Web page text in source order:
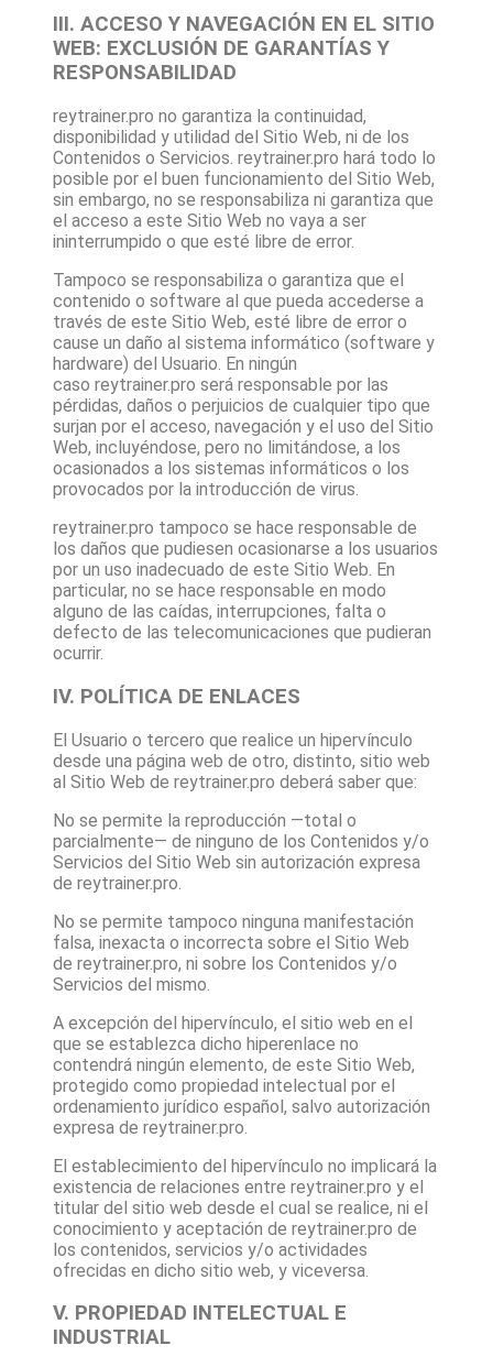
III. ACCESO Y NAVEGACIÓN EN EL SITIO
WEB: EXCLUSIÓN DE GARANTÍAS Y
RESPONSABILIDAD
reytrainer.pro no garantiza la continuidad,
disponibilidad y utilidad del Sitio Web, ni de los
Contenidos o Servicios. reytrainer.pro hará todo lo
posible por el buen funcionamiento del Sitio Web,
sin embargo, no se responsabiliza ni garantiza que
el acceso a este Sitio Web no vaya a ser
ininterrumpido o que esté libre de error.
Tampoco se responsabiliza o garantiza que el
contenido o software al que pueda accederse a
través de este Sitio Web, esté libre de error o
cause un daño al sistema informático (software y
hardware) del Usuario. En ningún
caso reytrainer.pro será responsable por las
pérdidas, daños o perjuicios de cualquier tipo que
surjan por el acceso, navegación y el uso del Sitio
Web, incluyéndose, pero no limitándose, a los
ocasionados a los sistemas informáticos o los
provocados por la introducción de virus.
reytrainer.pro tampoco se hace responsable de
los daños que pudiesen ocasionarse a los usuarios
por un uso inadecuado de este Sitio Web. En
particular, no se hace responsable en modo
alguno de las caídas, interrupciones, falta o
defecto de las telecomunicaciones que pudieran
ocurrir.
IV. POLÍTICA DE ENLACES
El Usuario o tercero que realice un hipervínculo
desde una página web de otro, distinto, sitio web
al Sitio Web de reytrainer.pro deberá saber que:
No se permite la reproducción —total o
parcialmente— de ninguno de los Contenidos y/o
Servicios del Sitio Web sin autorización expresa
de reytrainer.pro
No se permite tampoco ninguna manifestación
falsa, inexacta o incorrecta sobre el Sitio Web
de reytrainer.pro, ni sobre los Contenidos y/o
Servicios del mismo.
A excepción del hipervínculo, el sitio web en el
que se establezca dicho hiperenlace no
contendrá ningún elemento, de este Sitio Web,
protegido como propiedad intelectual por el
ordenamiento jurídico español, salvo autorización
expresa de reytrainer.pro
El establecimiento del hipervínculo no implicará la
existencia de relaciones entre reytrainer.pro y el
titular del sitio web desde el cual se realice, ni el
conocimiento y aceptación de reytrainer.pro de
los contenidos, servicios y/o actividades
ofrecidas en dicho sitio web, y viceversa.
V. PROPIEDAD INTELECTUAL E
INDUSTRIAL